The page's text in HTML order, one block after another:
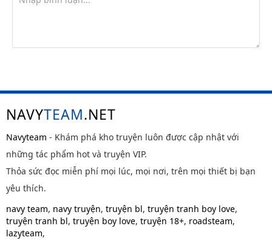
NAVYTEAM.NET
Navyteam - Khám phá kho truyện luôn được cập nhật với
những tác phẩm hot và truyện VIP.
Thỏa sức đọc miễn phí mọi lúc, mọi nơi, trên mọi thiết bị bạn
yêu thích.
navy team, navy truyện, truyện bl, truyện tranh boy love,
truyện tranh bl, truyện boy love, truyện 18+, roadsteam,
lazyteam,